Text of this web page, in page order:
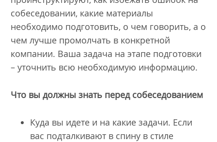
собеседовании, какие материалы
необходимо подготовить, о чем говорить, а о
чем лучше промолчать в конкретной
компании. Ваша задача на этапе подготовки
– уточнить всю необходимую информацию.
Что вы должны знать перед собеседованием
Куда вы идете и на какие задачи. Если
вас подталкивают в спину в стиле